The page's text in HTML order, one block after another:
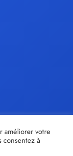
améliorer votre
consentez à